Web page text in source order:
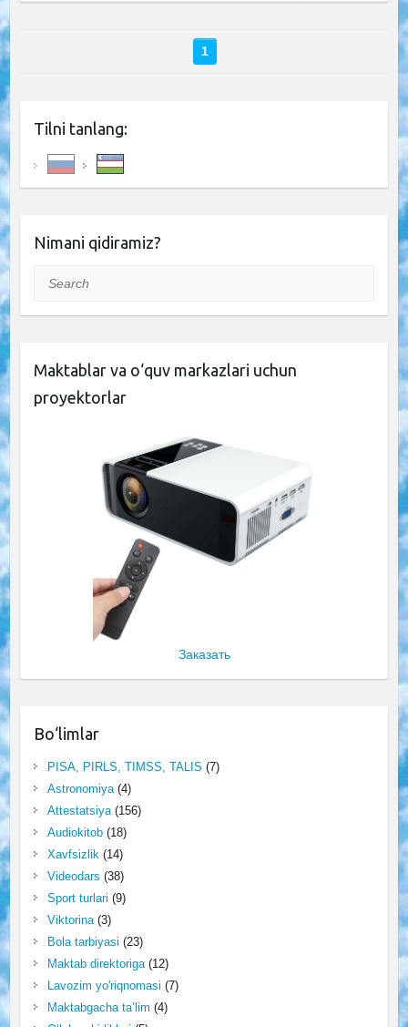
1
Tilni tanlang:
Nimani qidiramiz?
Search
Maktablar va o‘quv markazlari uchun
proyektorlar
Заказать
Bo‘limlar
PISA, PIRLS, TIMSS, TALIS (7)
Astronomiya(4)
Attestatsiya(156)
Audiokitob(18)
Xavfsizlik(14)
Videodars (38)
Sport turlari (9)
Viktorina(3)
Bola tarbiyasi (23)
Maktab direktoriga(12)
Lavozim yo'riqnomasi (7)
Maktabgacha ta’lim (4)